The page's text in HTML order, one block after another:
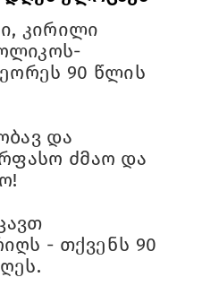
კირილი
90 წლის
და
ძმაო და
- თქვენს 90